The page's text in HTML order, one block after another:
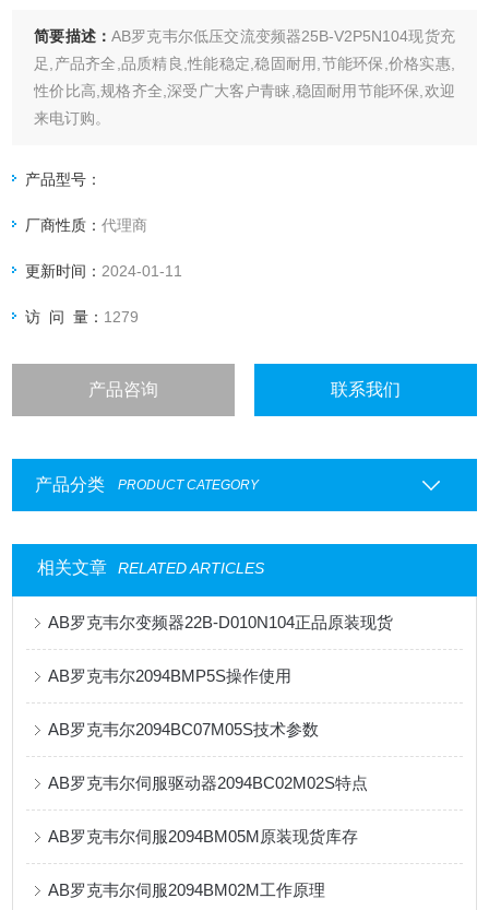
简要描述：AB罗克韦尔低压交流变频器25B-V2P5N104现货充
足,产品齐全,品质精良,性能稳定,稳固耐用,节能环保,价格实惠,
性价比高,规格齐全,深受广大客户青睐,稳固耐用节能环保,欢迎
来电订购。
产品型号：
厂商性质：代理商
更新时间： 2024-01-11
访 问 量： 1279
产品咨询 联系我们
产品分类 PRODUCT CATEGORY
相关文章 RELATED ARTICLES
AB罗克韦尔变频器22B-D010N104正品原装现货
AB罗克韦尔2094BMP5S操作使用
AB罗克韦尔2094BC07M05S技术参数
AB罗克韦尔伺服驱动器2094BC02M02S特点
AB罗克韦尔伺服2094BM05M原装现货库存
AB罗克韦尔伺服2094BM02M工作原理